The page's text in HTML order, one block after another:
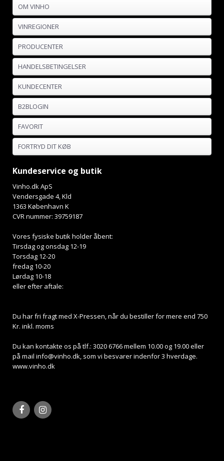
OM VINHO
VINREGIONER
PRODUCENTER
HANDELSBETINGELSER
KUNDECENTER
B2BLOGIN
FAVORIT
FORTRYD DIT KØB
Kundeservice og butik
Vinho.dk ApS
Vendersgade 4, Kld
1363 København K
CVR nummer: 39759187
Vores fysiske butik holder åbent:
Tirsdag og onsdag 12-19
Torsdag 12-20
fredag 10-20
Lørdag 10-18
eller efter aftale:
Du har fri fragt med X-Pressen, når du bestiller for mere end 750
Kr. inkl. moms
Du kan kontakte os på tlf.: 3020 6766 mellem 10.00 og 19.00 eller
på mailinfo@vinho.dk, som vi besvarer indenfor 3 hverdage.
www.vinho.dk